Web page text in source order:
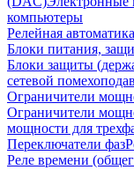
компьютеры
Релейная автоматика
Блоки питания,
Блоки защиты
сетевой
Ограничители
Ограничители
мощности для
Переключатели фаз
Реле времени